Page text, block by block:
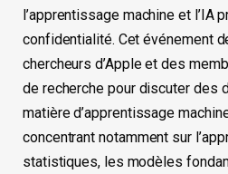
l’apprentissage machine et l’IA
confidentialité. Cet événement
chercheurs d’Apple et des
de recherche pour discuter des
matière d’apprentissage
concentrant notamment sur
statistiques, les modèles